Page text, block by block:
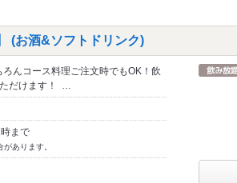
(お酒&ソフトドリンク)
んコース料理ご注文時でもOK！飲
だけます！ …
まで
あります。